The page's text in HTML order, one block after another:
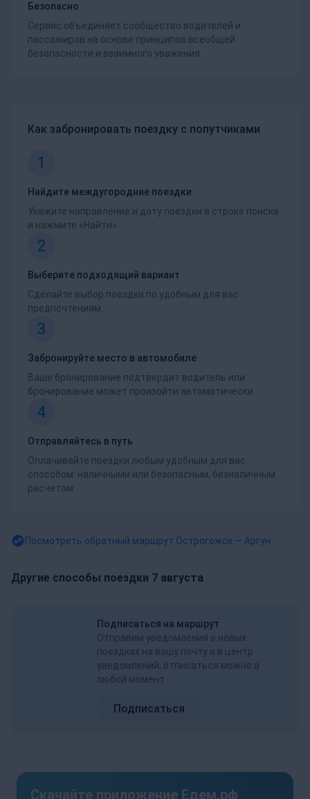
Безопасно
Сервис объединяет сообщество водителей и
пассажиров на основе принципов всеобщей
безопасности и взаимного уважения.
Как забронировать поездку с попутчиками
1
Найдите междугородние поездки
Укажите направление и дату поездки в строке поиска
и нажмите «Найти».
2
Выберите подходящий вариант
Сделайте выбор поездки по удобным для вас
предпочтениям.
3
Забронируйте место в автомобиле
Ваше бронирование подтвердит водитель или
бронирование может произойти автоматически.
4
Отправляйтесь в путь
Оплачивайте поездки любым удобным для вас
способом: наличными или безопасным, безналичным
расчетом.
Посмотреть обратный маршрут Острогожск — Аргун
Другие способы поездки 7 августа
Подписаться на маршрут
Отправим уведомления о новых
поездках на вашу почту и в центр
уведомлений, отписаться можно в
любой момент
Подписаться
Скачайте приложение Едем.рф